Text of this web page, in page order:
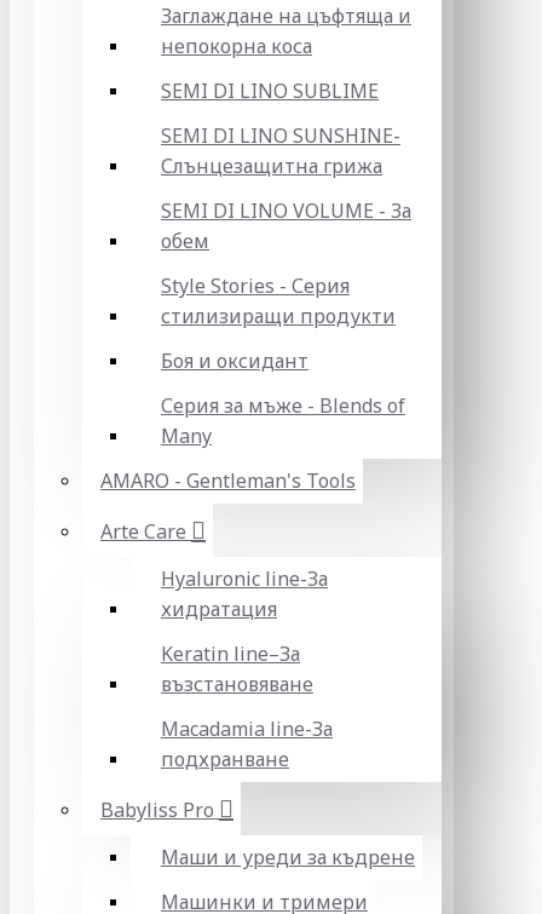
Заглаждане на цъфтяща и
непокорна коса
SEMI DI LINO SUBLIME
SEMI DI LINO SUNSHINE-
Слънцезащитна грижа
SEMI DI LINO VOLUME - За
обем
Style Stories - Серия
стилизиращи продукти
Боя и оксидант
Серия за мъже - Blends of
Many
AMARO - Gentleman's Tools
Arte Care
Hyaluronic line-За
хидратация
Keratin line–За
възстановяване
Macadamia line-За
подхранване
Babyliss Pro
Маши и уреди за къдрене
Машинки и тримери